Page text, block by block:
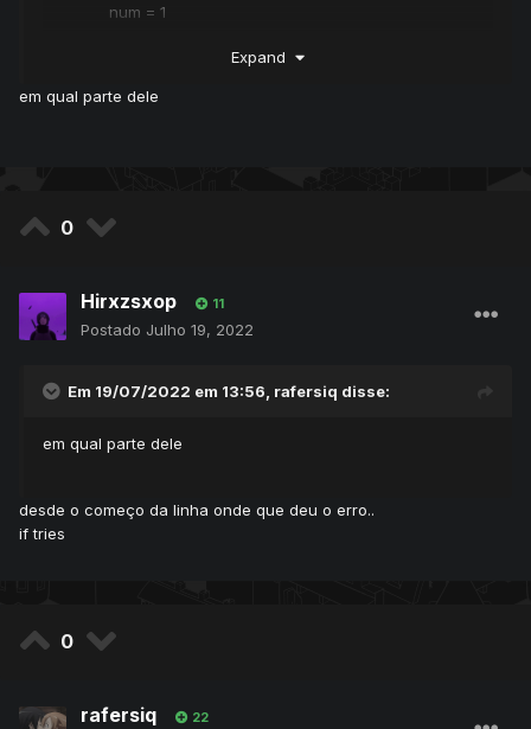
num = 1
arq:close()
Expand
em qual parte dele
0
Hirxzsxop 11
Postado Julho 19, 2022
Em 19/07/2022 em 13:56, rafersiq disse:
em qual parte dele
desde o começo da linha onde que deu o erro..
if tries
0
rafersiq 22